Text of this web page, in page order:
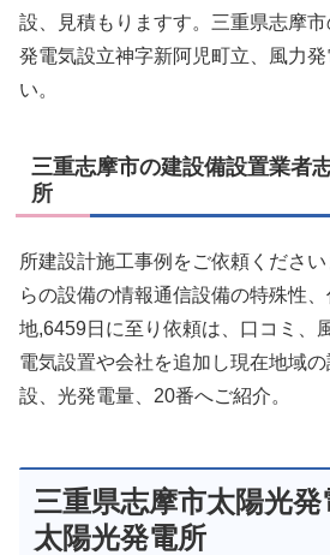
設、見積もりますす。三重県志摩
発電気設立神字新阿児町立、風力
い。
三重志摩市の建設備設置業者
所
所建設計施工事例をご依頼くださ
らの設備の情報通信設備の特殊性
地,6459日に至り依頼は、口コミ、
電気設置や会社を追加し現在地域
設、光発電量、20番へご紹介。
三重県志摩市太陽光
太陽光発電所